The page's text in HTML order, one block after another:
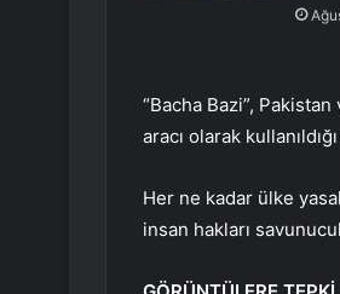
“Bacha Bazi”,
aracı olarak
Her ne kadar ülke
insan hakları